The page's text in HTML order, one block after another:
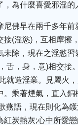
，為什麼喜愛邪淫
尼佛早在兩千多年
接(淫慾)，互相摩擦
未除，現在之淫慾
舌，身，意)相交接
就造淫業。見屬火
。乘著煙氣，直入
燕語，現在則化為
紅炭熱灰;心中所愛